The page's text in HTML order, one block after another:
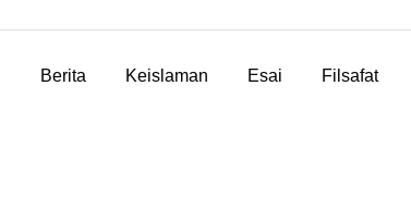
Berita Keislaman Esai Filsafat